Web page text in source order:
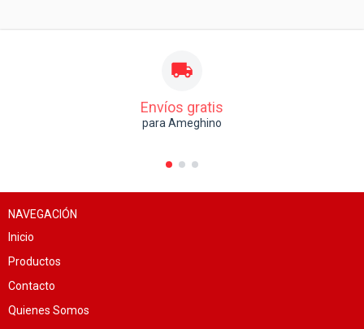
Envíos gratis
para Ameghino
NAVEGACIÓN
Inicio
Productos
Contacto
Quienes Somos